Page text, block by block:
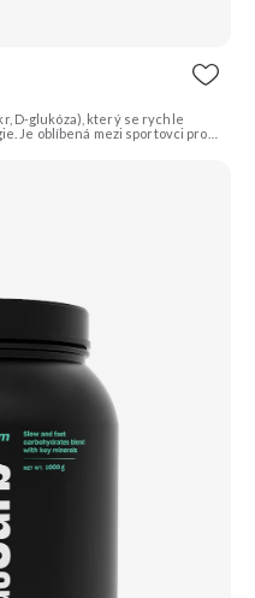
D-glukóza), který se rychle
Je oblíbená mezi sportovci pro